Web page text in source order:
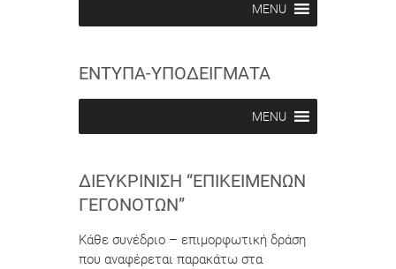
MENU
ΕΝΤΥΠΑ-ΥΠΟΔΕΙΓΜΑΤΑ
MENU
ΔΙΕΥΚΡΊΝΙΣΗ “ΕΠΙΚΕΊΜΕΝΩΝ
ΓΕΓΟΝΌΤΩΝ”
Κάθε συνέδριο – επιμορφωτική δράση
που αναφέρεται παρακάτω στα